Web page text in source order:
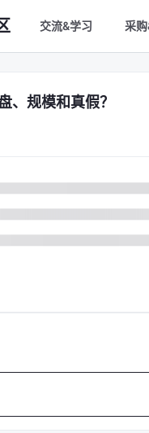
交流&学习 采
、规模和真假？